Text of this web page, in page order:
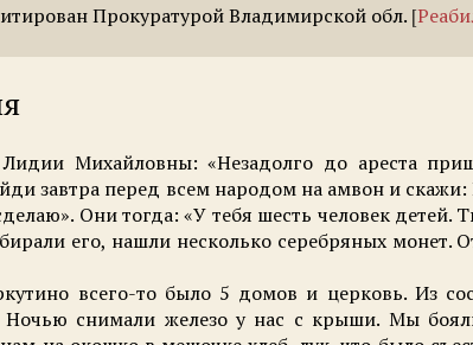
Прокуратурой Владимирской обл.
Лидии Михайловны: «Незадолго до ареста
завтра перед всем народом на амвон и
Они тогда: «У тебя шесть человек
его, нашли несколько серебряных
всего-то было 5 домов и церковь. Из
снимали железо у нас с крыши. Мы